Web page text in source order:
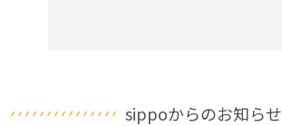
sippoからのお知らせ